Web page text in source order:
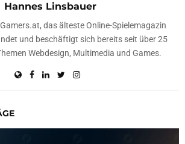
Hannes Linsbauer
das älteste Online-Spielemagazin
und beschäftigt sich bereits seit über 25
Webdesign, Multimedia und Games.